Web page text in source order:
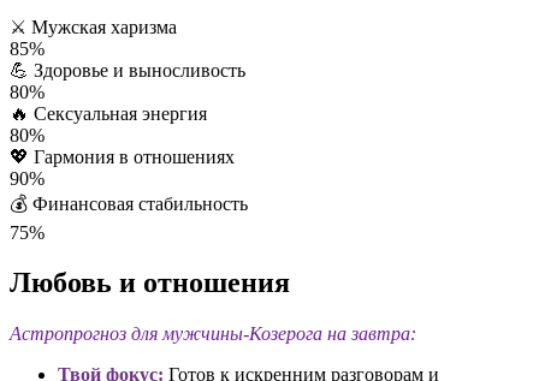
⚔️ Мужская харизма
85%
💪 Здоровье и выносливость
80%
🔥 Сексуальная энергия
80%
💖 Гармония в отношениях
90%
💰 Финансовая стабильность
75%
Любовь и отношения
Астропрогноз для мужчины-Козерога на завтра:
Твой фокус: Готов к искренним разговорам и